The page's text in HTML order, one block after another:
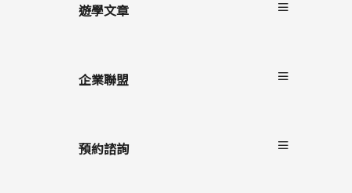
遊學文章
遊學懶人包
語言學校/生活
企業聯盟
上學院留學
遊學隨身秘書APP
預約諮詢